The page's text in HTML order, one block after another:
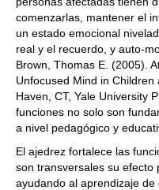
comenzarlas, mantener el
un estado emocional
real y el recuerdo, y auto-
Brown, Thomas E. (2005).
Unfocused Mind in
Haven, CT, Yale University
funciones no solo son
a nivel pedagógico y
El ajedrez fortalece las
son transversales su efecto
ayudando al aprendizaje